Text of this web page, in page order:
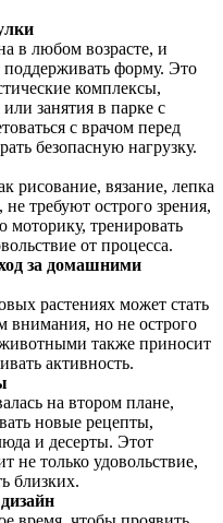
в любом возрасте, и
форму. Это
комплексы,
занятия в парке с
с врачом перед
безопасную нагрузку.
рисование, вязание, лепка
требуют острого зрения,
моторику, тренировать
от процесса.
за домашними
растениях может стать
но не острого
также приносит
активность.
на втором плане,
новые рецепты,
и десерты. Этот
не только удовольствие,
близких.